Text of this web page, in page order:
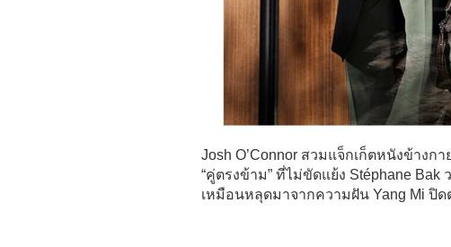
Josh O’Connor สวมแจ็กเก็ตหนังข้าง
“คู่ตรงข้าม” ที่ไม่ขัดแย้ง Stéphane
เหมือนหลุดมาจากความฝัน Yang Mi ปิด